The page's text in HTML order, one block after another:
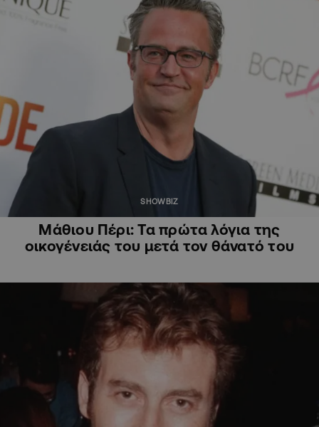
SHOWBIZ
Μάθιου Πέρι: Τα πρώτα λόγια της
οικογένειάς του μετά τον θάνατό του